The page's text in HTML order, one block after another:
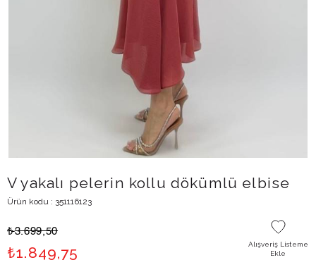
V yakalı pelerin kollu dökümlü elbise
Ürün kodu : 351116123
₺3.699,50
₺1.849,75
Alışveriş Listeme
Ekle